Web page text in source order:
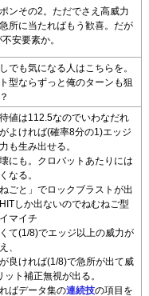
ンその2。ただでさえ高威力
所に当たればもう歓喜。だが
安要素か。
でも気になる人はこちらを。
型ならずっと俺のターンも狙
値は112.5なのでいわなだれ
よければ(確率8分の1)エッジ
も生み出せる。
にも。クロバットあたりには
なる。
ごと」でロックブラストが出
しか出ないのでねむねご型
マイチ
て(1/8)でエッジ以上の威力が
、
良ければ(1/8)で急所が出て威
ット補正無視が出る。
ばデータ集の連続技の項目を